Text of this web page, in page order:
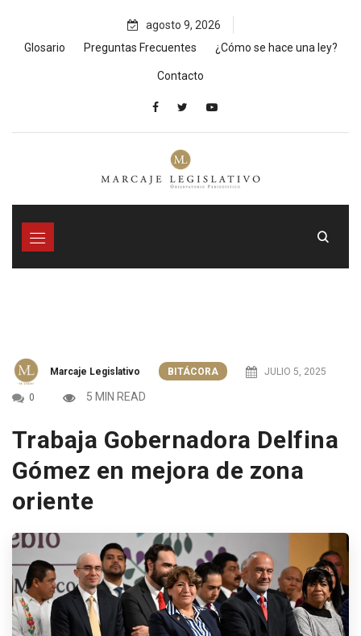
content
agosto 9, 2026
Glosario
Preguntas Frecuentes ¿Cómo se hace una ley?
Contacto
Marcaje Legislativo BITÁCORA JULIO 5, 2025
0 5 MIN READ
Trabaja Gobernadora Delfina
Gómez en mejora de zona
oriente